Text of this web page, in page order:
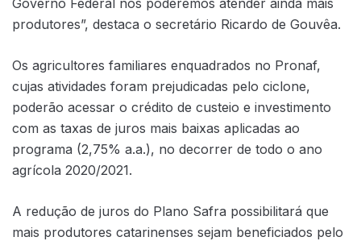
produtores”, destaca o secretário Ricardo de Gouvêa.
Os agricultores familiares enquadrados no Pronaf,
cujas atividades foram prejudicadas pelo ciclone,
poderão acessar o crédito de custeio e investimento
com as taxas de juros mais baixas aplicadas ao
programa (2,75% a.a.), no decorrer de todo o ano
agrícola 2020/2021.
A redução de juros do Plano Safra possibilitará que
mais produtores catarinenses sejam beneficiados pelo